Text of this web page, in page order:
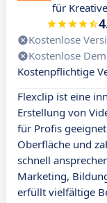
für Kreative
Kostenlose
Kostenlose
Kostenpflichtige
Flexclip ist eine
Erstellung von
für Profis
Oberfläche und
schnell
Marketing,
erfüllt vielfältige